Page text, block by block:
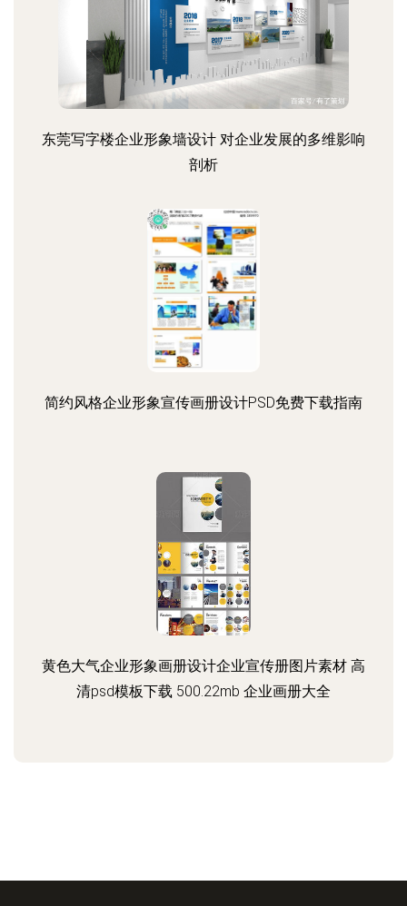
东莞写字楼企业形象墙设计 对企业发展的多维影响
剖析
简约风格企业形象宣传画册设计PSD免费下载指南
黄色大气企业形象画册设计企业宣传册图片素材 高
清psd模板下载 500.22mb 企业画册大全